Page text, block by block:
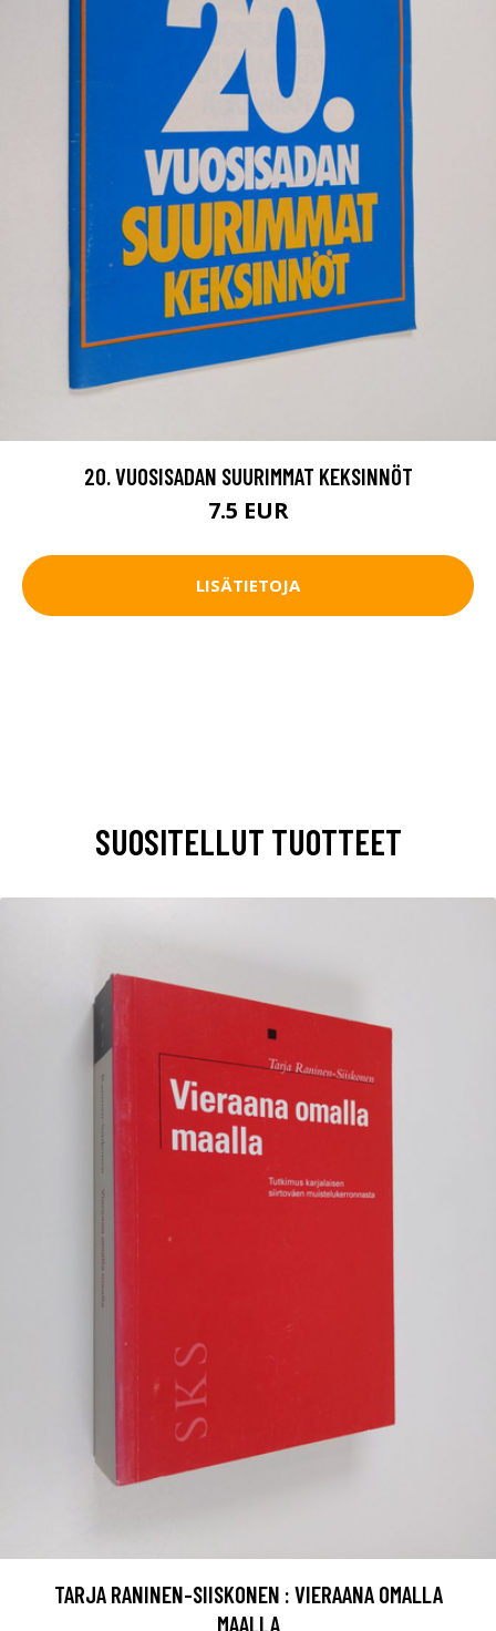
20. VUOSISADAN SUURIMMAT KEKSINNÖT
7.5 EUR
LISÄTIETOJA
SUOSITELLUT TUOTTEET
TARJA RANINEN-SIISKONEN : VIERAANA OMALLA
MAALLA